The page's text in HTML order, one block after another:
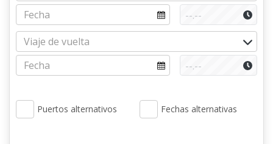
Puertos alternativos Fechas alternativas